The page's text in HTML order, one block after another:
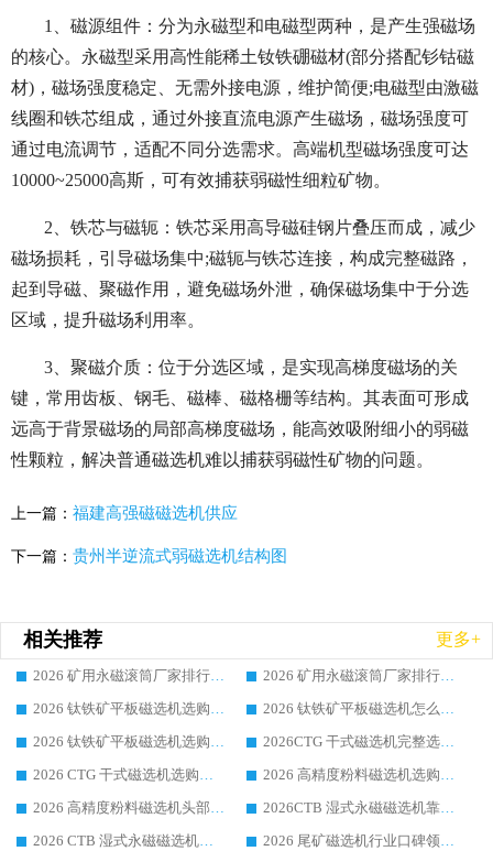
1、磁源组件：分为永磁型和电磁型两种，是产生强磁场
的核心。永磁型采用高性能稀土钕铁硼磁材(部分搭配钐钴磁
材)，磁场强度稳定、无需外接电源，维护简便;电磁型由激磁
线圈和铁芯组成，通过外接直流电源产生磁场，磁场强度可
通过电流调节，适配不同分选需求。高端机型磁场强度可达
10000~25000高斯，可有效捕获弱磁性细粒矿物。
2、铁芯与磁轭：铁芯采用高导磁硅钢片叠压而成，减少
磁场损耗，引导磁场集中;磁轭与铁芯连接，构成完整磁路，
起到导磁、聚磁作用，避免磁场外泄，确保磁场集中于分选
区域，提升磁场利用率。
3、聚磁介质：位于分选区域，是实现高梯度磁场的关
键，常用齿板、钢毛、磁棒、磁格栅等结构。其表面可形成
远高于背景磁场的局部高梯度磁场，能高效吸附细小的弱磁
性颗粒，解决普通磁选机难以捕获弱磁性矿物的问题。
上一篇： 福建高强磁磁选机供应
下一篇： 贵州半逆流式弱磁选机结构图
相关推荐 更多+
2026 矿用永磁滚筒厂家排行榜选购干货指南 行业口碑标杆华体会手机网页版-华体会(中国) 实力出众
2026 矿用永磁滚筒厂家排行榜选购指南，行业口碑领域强者华体会手机网页版-华体会(中国)
2026 钛铁矿平板磁选机选购全攻略 市场公认优质品牌厂家实力排行榜
2026 钛铁矿平板磁选机怎么选 靠谱生产企业实力排行榜选购参考攻略
2026 钛铁矿平板磁选机选购指南 行业口碑优选品牌生产企业实力排行榜
2026CTG 干式磁选机完整选购指南 行业口碑顶尖靠谱生产龙头厂家实力推荐
2026 CTG 干式磁选机选购指南|行业口碑靠谱生产厂家领域强者推荐
2026 高精度粉料磁选机选购全攻略 行业优质品牌华体会手机网页版-华体会(中国) 实力深度解析
2026 高精度粉料磁选机头部厂家选购指南 行业口碑靠谱品牌推荐 领域强者华体会手机网页版-华体会(中国) 解析
2026CTB 湿式永磁磁选机靠谱厂家实力排行榜 铁矿选矿设备采购全流程选购指南
2026 CTB 湿式永磁磁选机选购指南|行业口碑良好品牌推荐，领域强者华体会手机网页版-华体会(中国)
2026 尾矿磁选机行业口碑领域强者，源头直供国内主流厂家华体会手机网页版-华体会(中国) 一站式服务